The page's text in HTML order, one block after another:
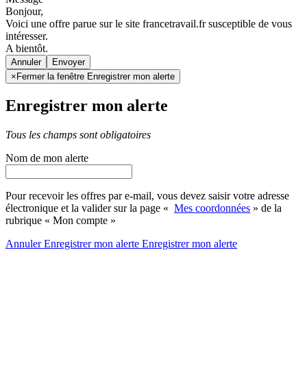
Bonjour,
Voici une offre parue sur le site francetravail.fr susceptible de vous
intéresser.
A bientôt.
Annuler
×Fermer la fenêtre Enregistrer mon alerte
Enregistrer mon alerte
Tous les champs sont obligatoires
Nom de mon alerte
Pour recevoir les offres par e-mail, vous devez saisir votre adresse
électronique et la valider sur la page « Mes coordonnées » de la
rubrique « Mon compte »
AnnulerEnregistrer mon alerte Enregistrermon alerte